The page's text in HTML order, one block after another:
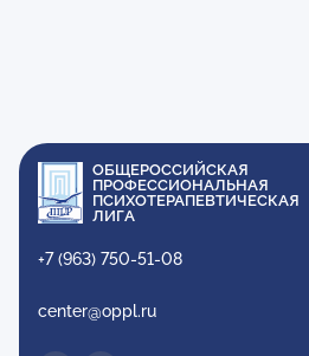
ОБЩЕРОССИЙСКАЯ
ПРОФЕССИОНАЛЬНАЯ
ПСИХОТЕРАПЕВТИЧЕСКАЯ
ЛИГА
+7 (963) 750-51-08
center@oppl.ru